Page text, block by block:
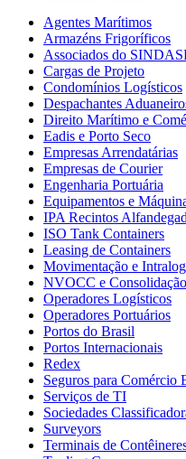
Agentes Marítimos
Armazéns Frigoríficos
Associados do
Cargas de Projeto
Condomínios Logísticos
Despachantes
Direito Marítimo e
Eadis e Porto Seco
Empresas Arrendatárias
Empresas de Courier
Engenharia Portuária
Equipamentos e
IPA Recintos
ISO Tank Containers
Leasing de Containers
Movimentação e
NVOCC e
Operadores Logísticos
Operadores Portuários
Portos do Brasil
Portos Internacionais
Redex
Seguros para Comércio
Serviços de TI
Sociedades
Surveyors
Terminais de